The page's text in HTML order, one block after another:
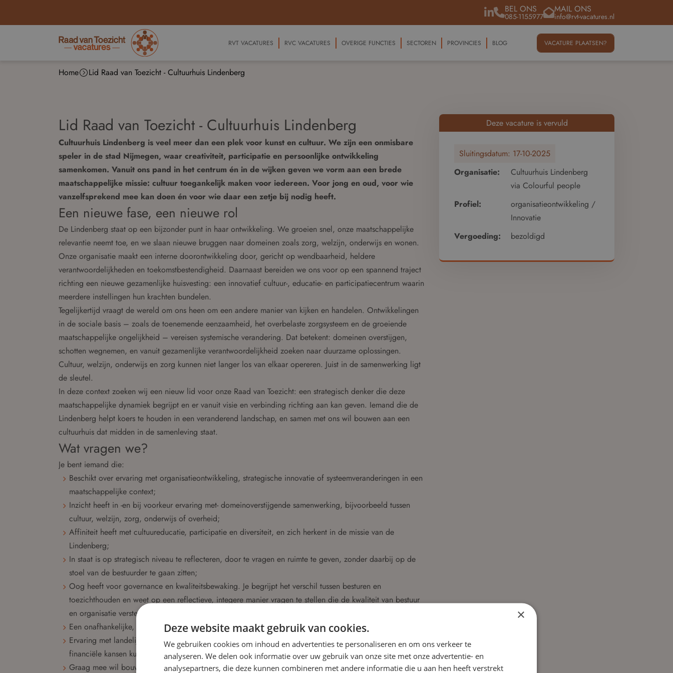
BEL ONS
085-1155977
MAIL ONS
info@rvt-vacatures.nl
RVT VACATURES RVC VACATURES OVERIGE FUNCTIES SECTOREN PROVINCIES BLOG VACATURE PLAATSEN?
Home Lid Raad van Toezicht - Cultuurhuis Lindenberg
Lid Raad van Toezicht - Cultuurhuis Lindenberg
Cultuurhuis Lindenberg is veel meer dan een plek voor kunst en cultuur. We zijn een onmisbare
speler in de stad Nijmegen, waar creativiteit, participatie en persoonlijke ontwikkeling
samenkomen. Vanuit ons pand in het centrum én in de wijken geven we vorm aan een brede
maatschappelijke missie: cultuur toegankelijk maken voor iedereen. Voor jong en oud, voor wie
vanzelfsprekend mee kan doen én voor wie daar een zetje bij nodig heeft.
Een nieuwe fase, een nieuwe rol
De Lindenberg staat op een bijzonder punt in haar ontwikkeling. We groeien snel, onze maatschappelijke
relevantie neemt toe, en we slaan nieuwe bruggen naar domeinen zoals zorg, welzijn, onderwijs en wonen.
Onze organisatie maakt een interne doorontwikkeling door, gericht op wendbaarheid, heldere
verantwoordelijkheden en toekomstbestendigheid. Daarnaast bereiden we ons voor op een spannend traject
richting een nieuwe gezamenlijke huisvesting: een innovatief cultuur-, educatie- en participatiecentrum waarin
meerdere instellingen hun krachten bundelen.
Tegelijkertijd vraagt de wereld om ons heen om een andere manier van kijken en handelen. Ontwikkelingen
in de sociale basis – zoals de toenemende eenzaamheid, het overbelaste zorgsysteem en de groeiende
maatschappelijke ongelijkheid – vereisen systemische verandering. Dat betekent: domeinen overstijgen,
schotten wegnemen, en vanuit gezamenlijke verantwoordelijkheid zoeken naar duurzame oplossingen.
Cultuur, welzijn, onderwijs en zorg kunnen niet langer los van elkaar opereren. Juist in de samenwerking ligt
de sleutel.
In deze context zoeken wij een nieuw lid voor onze Raad van Toezicht: een strategisch denker die deze
maatschappelijke dynamiek begrijpt en er vanuit visie en verbinding richting aan kan geven. Iemand die de
Lindenberg helpt koers te houden in een veranderend landschap, en samen met ons wil bouwen aan een
cultuurhuis dat midden in de samenleving staat.
Wat vragen we?
Je bent iemand die:
Beschikt over ervaring met organisatieontwikkeling, strategische innovatie of systeemveranderingen in een
maatschappelijke context;
Inzicht heeft in -en bij voorkeur ervaring met- domeinoverstijgende samenwerking, bijvoorbeeld tussen
cultuur, welzijn, zorg, onderwijs of overheid;
Affiniteit heeft met cultuureducatie, participatie en diversiteit, en zich herkent in de missie van de
Lindenberg;
In staat is op strategisch niveau te reflecteren, door te vragen en ruimte te geven, zonder daarbij op de
stoel van de bestuurder te gaan zitten;
Oog heeft voor governance en kwaliteitsbewaking. Je begrijpt het verschil tussen besturen en
toezichthouden en weet op een reflectieve, integere manier vragen te stellen die de kwaliteit van bestuur
en organisatie versterken;
Een onafhankelijke, open en betrokken houding combineert met bestuurlijke scherpte en teamgeest;
Ervaring met landelijke fondsen is een pre. Je weet hoe je strategische samenwerkingen versterkt en
financiële kansen kunt benutten in een veranderend subsidielandschap.
Graag mee wil bouwen aan de volgende fase van de Lindenberg en de ontwikkeling van een cultuurhuis
Deze vacature is vervuld
Sluitingsdatum: 17-10-2025
Organisatie:
Cultuurhuis Lindenberg
via Colourful people
Profiel:
organisatieontwikkeling /
Innovatie
Vergoeding:
bezoldigd
×
Deze website maakt gebruik van cookies.
We gebruiken cookies om inhoud en advertenties te personaliseren en om ons verkeer te
analyseren. We delen ook informatie over uw gebruik van onze site met onze advertentie- en
analysepartners, die deze kunnen combineren met andere informatie die u aan hen heeft verstrekt